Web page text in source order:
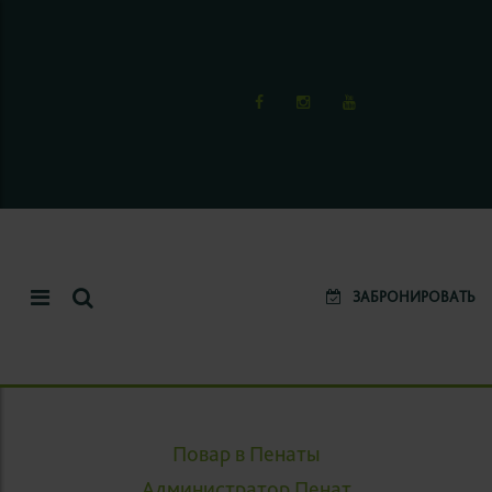
ЗАБРОНИРОВАТЬ
Повар в Пенаты